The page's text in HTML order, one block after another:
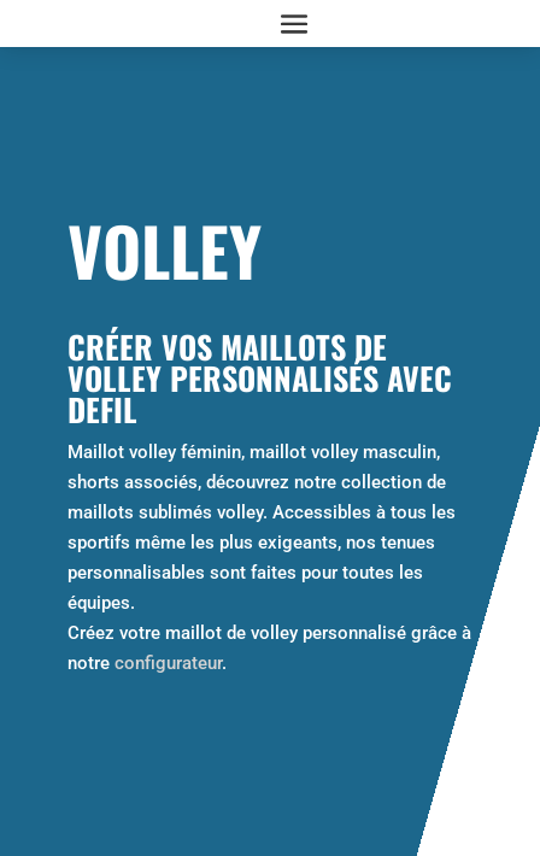
VOLLEY
CRÉER VOS MAILLOTS DE
VOLLEY PERSONNALISÉS AVEC
DEFIL
Maillot volley féminin, maillot volley masculin,
shorts associés, découvrez notre collection de
maillots sublimés volley. Accessibles à tous les
sportifs même les plus exigeants, nos tenues
personnalisables sont faites pour toutes les
équipes.
Créez votre maillot de volley personnalisé grâce à
notre configurateur.